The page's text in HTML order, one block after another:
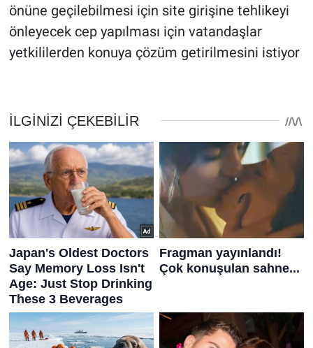
önüne geçilebilmesi için site girişine tehlikeyi
önleyecek cep yapılması için vatandaşlar
yetkililerden konuya çözüm getirilmesini istiyor